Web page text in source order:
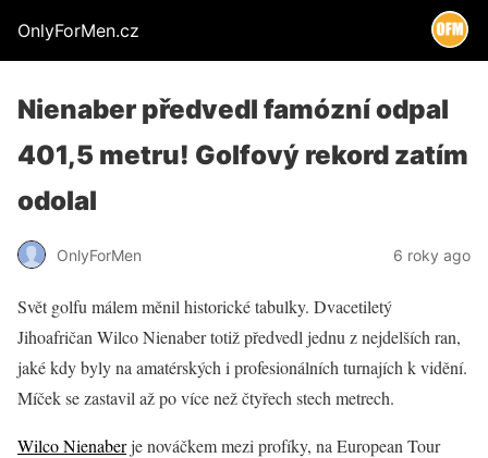
OnlyForMen.cz
Nienaber předvedl famózní odpal
401,5 metru! Golfový rekord zatím
odolal
OnlyForMen 6 roky ago
Svět golfu málem měnil historické tabulky. Dvacetiletý
Jihoafričan Wilco Nienaber totiž předvedl jednu z nejdelších ran,
jaké kdy byly na amatérských i profesionálních turnajích k vidění.
Míček se zastavil až po více než čtyřech stech metrech.
Wilco Nienaberje nováčkem mezi profíky, na European Tour